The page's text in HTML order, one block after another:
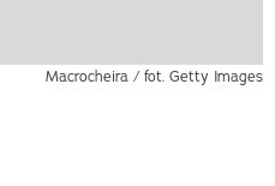
Macrocheira / fot. Getty Images